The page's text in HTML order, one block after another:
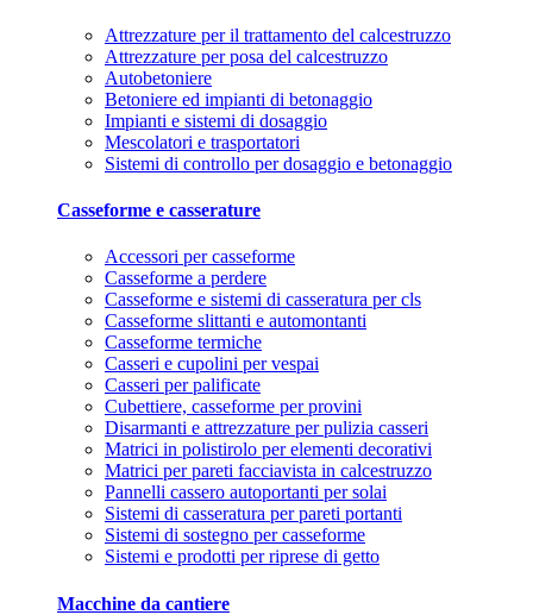
Attrezzature per il trattamento del calcestruzzo
Attrezzature per posa del calcestruzzo
Autobetoniere
Betoniere ed impianti di betonaggio
Impianti e sistemi di dosaggio
Mescolatori e trasportatori
Sistemi di controllo per dosaggio e betonaggio
Casseforme e casserature
Accessori per casseforme
Casseforme a perdere
Casseforme e sistemi di casseratura per cls
Casseforme slittanti e automontanti
Casseforme termiche
Casseri e cupolini per vespai
Casseri per palificate
Cubettiere, casseforme per provini
Disarmanti e attrezzature per pulizia casseri
Matrici in polistirolo per elementi decorativi
Matrici per pareti facciavista in calcestruzzo
Pannelli cassero autoportanti per solai
Sistemi di casseratura per pareti portanti
Sistemi di sostegno per casseforme
Sistemi e prodotti per riprese di getto
Macchine da cantiere